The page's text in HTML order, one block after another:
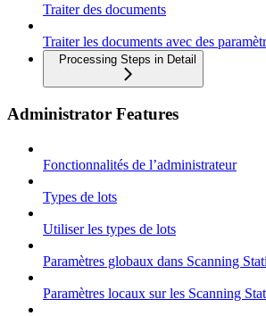
Traiter des documents
Traiter les documents avec des
Processing Steps in Detail
Administrator Features
Fonctionnalités de l’administrateur
Types de lots
Utiliser les types de lots
Paramètres globaux dans Scanning
Paramètres locaux sur les Scanning